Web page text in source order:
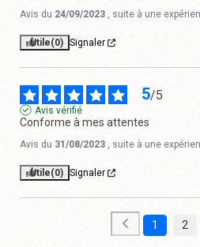
Avis du 24/09/2023 , suite à une
Utile(0) Signaler
5/5
Avis vérifié
Conforme à mes attentes
Avis du 31/08/2023 , suite à une
Utile(0) Signaler
1 2